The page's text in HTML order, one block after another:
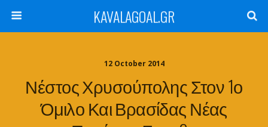
KAVALAGOAL.GR
12 October 2014
Νέστος Χρυσούπολης Στον 1ο
Όμιλο Και Βρασίδας Νέας